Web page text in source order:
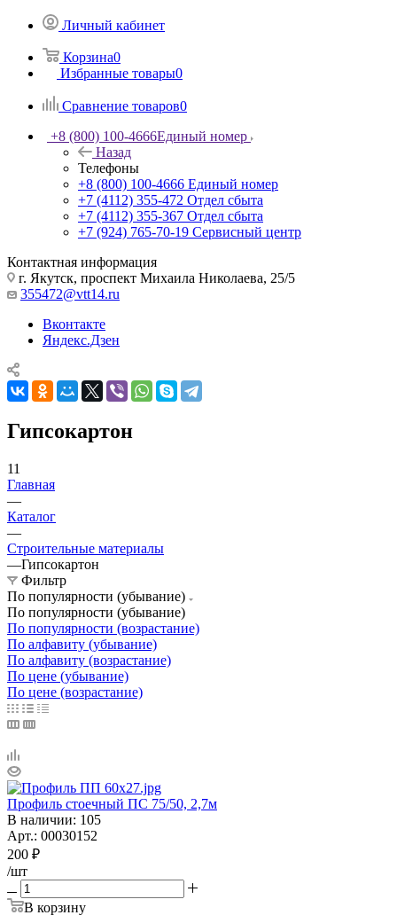
Личный кабинет
Корзина0
Избранные товары0
Сравнение товаров0
+8 (800) 100-4666Единый номер
Назад
Телефоны
+8 (800) 100-4666 Единый номер
+7 (4112) 355-472 Отдел сбыта
+7 (4112) 355-367 Отдел сбыта
+7 (924) 765-70-19 Сервисный центр
Контактная информация
г. Якутск, проспект Михаила Николаева, 25/5
355472@vtt14.ru
Вконтакте
Яндекс.Дзен
Гипсокартон
11
Главная
—
Каталог
—
Строительные материалы
—Гипсокартон
Фильтр
По популярности (убывание)
По популярности (убывание)
По популярности (возрастание)
По алфавиту (убывание)
По алфавиту (возрастание)
По цене (убывание)
По цене (возрастание)
Профиль стоечный ПС 75/50, 2,7м
В наличии: 105
Арт.: 00030152
200 ₽
/шт
В корзину